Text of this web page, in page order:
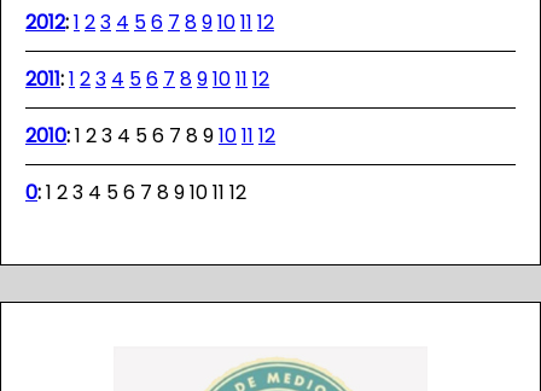
2012:1 23 4 56 7 891011 12
2011:1 23 4 56 7 891011 12
2010:1 23 4 56 7 891011 12
0:1 23 4 56 7 891011 12